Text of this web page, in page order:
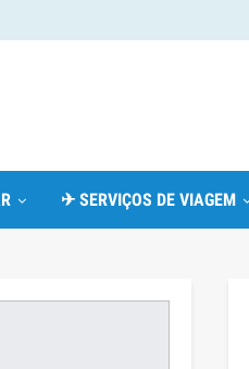
✈ SERVIÇOS DE VIAGEM